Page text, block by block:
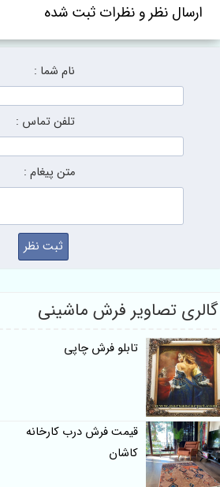
ارسال نظر و نظرات ثبت شده
نام شما :
تلفن تماس :
متن پیغام :
گالری تصاویر فرش ماشینی
تابلو فرش چاپی
قیمت فرش درب کارخانه
کاشان